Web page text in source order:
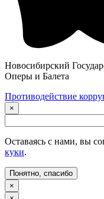
Новосибирский
Оперы и Балета
Противодействие
×
Оставаясь с нами, вы
куки.
Понятно, спасибо
×